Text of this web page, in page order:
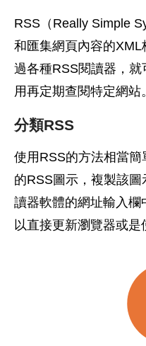
RSS（Really Simple
和匯集網頁內容的
過各種RSS閱讀器，
用再定期查閱特定網站。
分類RSS
使用RSS的方法相當
的RSS圖示，複製該
讀器軟體的網址輸入
以直接更新瀏覽器或是